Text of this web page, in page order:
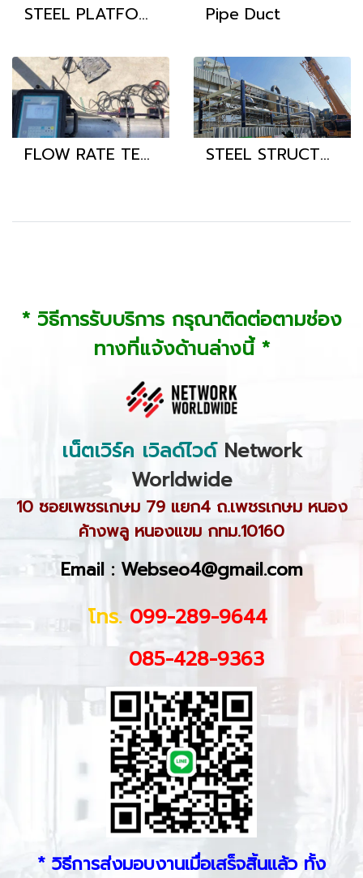
STEEL PLATFORM Pipe Duct
FLOW RATE TEST STEEL STRUCTURE
* วิธีการรับบริการ กรุณาติดต่อตามช่อง
ทางที่แจ้งด้านล่างนี้ *
เน็ตเวิร์ค เวิลด์ไวด์ Network
Worldwide
10 ซอยเพชรเกษม 79 แยก4 ถ.เพชรเกษม หนอง
ค้างพลู หนองแขม กทม.10160
Email : Webseo4@gmail.com
โทร. 099-289-9644
085-428-9363
* วิธีการส่งมอบงานเมื่อเสร็จสิ้นแล้ว ทั้ง